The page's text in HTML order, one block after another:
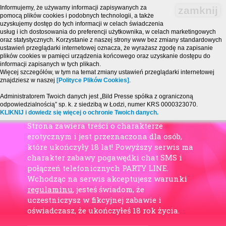
zamknij
Informujemy, że używamy informacji zapisywanych za
pomocą plików cookies i podobnych technologii, a także
uzyskujemy dostęp do tych informacji w celach świadczenia
usług i ich dostosowania do preferencji użytkownika, w celach marketingowych
oraz statystycznych. Korzystanie z naszej strony www bez zmiany standardowych
ustawień przeglądarki internetowej oznacza, że wyrażasz zgodę na zapisanie
plików cookies w pamięci urządzenia końcowego oraz uzyskanie dostępu do
informacji zapisanych w tych plikach.
Więcej szczegółów, w tym na temat zmiany ustawień przeglądarki internetowej
znajdziesz w naszej [Polityce Plików Cookies] .
Administratorem Twoich danych jest „Bild Presse spółka z ograniczoną
odpowiedzialnością” sp. k. z siedzibą w Łodzi, numer KRS 0000323070.
KLIKNIJ i dowiedz się więcej o ochronie Twoich danych.
Strona zawiera treści o charakterze
erotycznym i jest przeznaczona dla osób,
które ukończyły 18 lat! Powyższy serwis ma
charakter zabawy pogawędki chat SMS i
połączeń telefonicznych PARTY LINE.
Wchodząc na serwis akceptujesz warunki
regulaminu, jesteś świadom, że
uczestniczysz w fikcyjnej zabawie i
oświadczasz, że ukończyłeś 18 rok życia.